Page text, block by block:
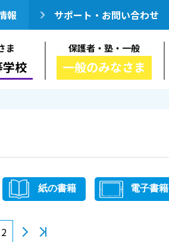
報 サポート・お問い合わせ
ま
校
保護者・塾・一般
一般のみなさま
紙の書籍 電子書籍